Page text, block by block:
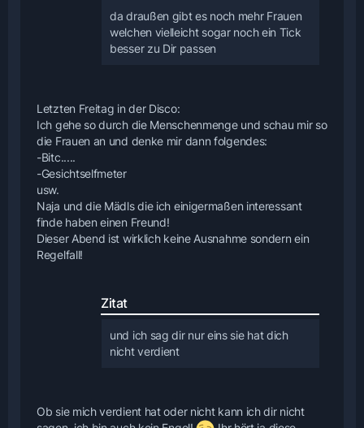
da draußen gibt es noch mehr Frauen
welchen vielleicht sogar noch ein Tick
besser zu Dir passen
Letzten Freitag in der Disco:
Ich gehe so durch die Menschenmenge und schau mir so
die Frauen an und denke mir dann folgendes:
-Bitc.....
-Gesichtselfmeter
usw.
Naja und die Mädls die ich einigermaßen interessant
finde haben einen Freund!
Dieser Abend ist wirklich keine Ausnahme sondern ein
Regelfall!
Zitat
und ich sag dir nur eins sie hat dich
nicht verdient
Ob sie mich verdient hat oder nicht kann ich dir nicht